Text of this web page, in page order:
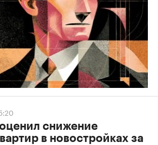
снижение
в новостройках за